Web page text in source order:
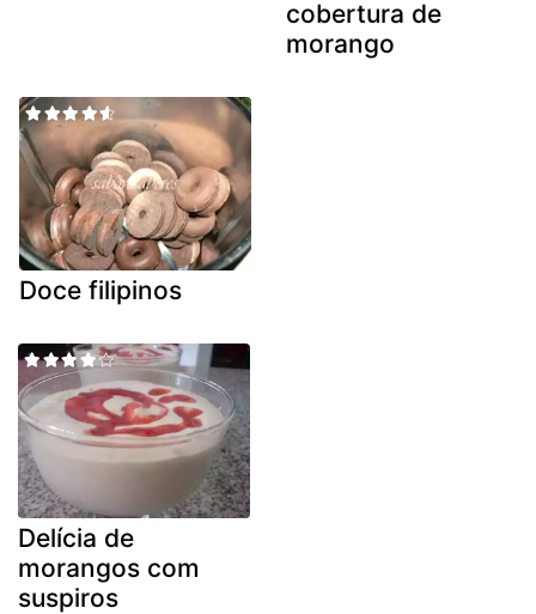
cobertura de
morango
Doce filipinos
Delícia de
morangos com
suspiros